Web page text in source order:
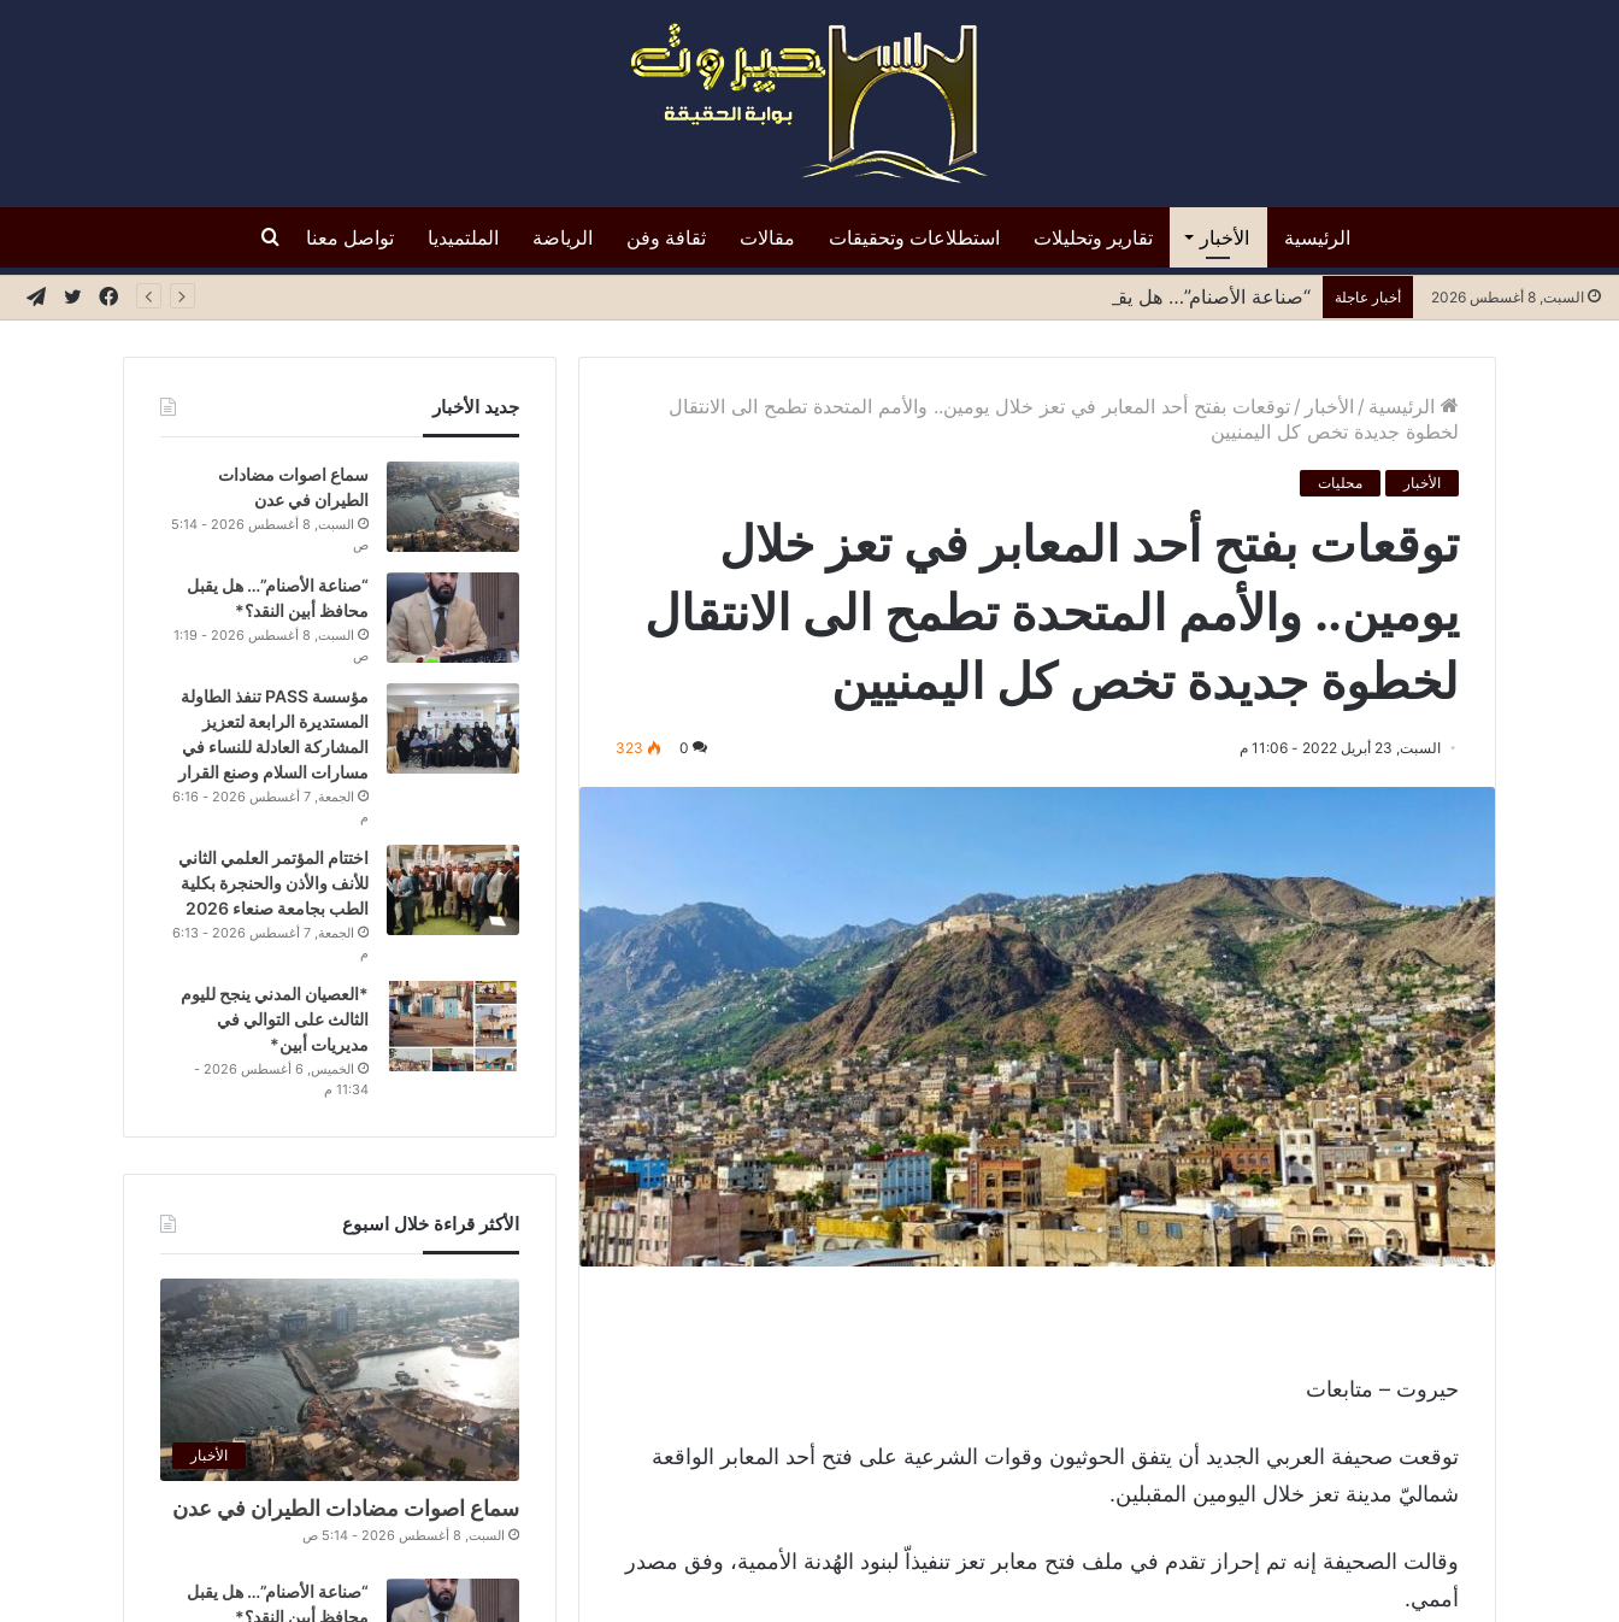
الرئيسية الأخبار تقارير وتحليلات استطلاعات وتحقيقات مقالات ثقافة وفن الرياضة الملتميديا تواصل معنا بحث
السبت, 8 أغسطس 2026 أخبار عاجلة “صناعة الأصنام”… هل يقبل محافظ أبين النقد؟* تويتر
فيسبوك
الرئيسية / الأخبار / توقعات بفتح أحد المعابر في تعز خلال يومين.. والأمم المتحدة تطمح الى الانتقال
لخطوة جديدة تخص كل اليمنيين
الأخبار محليات
توقعات بفتح أحد المعابر في تعز خلال
يومين.. والأمم المتحدة تطمح الى الانتقال
لخطوة جديدة تخص كل اليمنيين
السبت, 23 أبريل 2022 - 11:06 م 0
323
حيروت – متابعات
توقعت صحيفة العربي الجديد أن يتفق الحوثيون وقوات الشرعية على فتح أحد المعابر الواقعة
شماليّ مدينة تعز خلال اليومين المقبلين.
وقالت الصحيفة إنه تم إحراز تقدم في ملف فتح معابر تعز تنفيذاّ لبنود الهُدنة الأممية، وفق مصدر
أممي.
جديد الأخبار
سماع اصوات مضادات
الطيران في عدن
السبت, 8 أغسطس 2026 - 5:14
ص
“صناعة الأصنام”… هل يقبل
محافظ أبين النقد؟*
السبت, 8 أغسطس 2026 - 1:19
ص
مؤسسة PASS تنفذ الطاولة
المستديرة الرابعة لتعزيز
المشاركة العادلة للنساء في
مسارات السلام وصنع القرار
الجمعة, 7 أغسطس 2026 - 6:16
م
اختتام المؤتمر العلمي الثاني
للأنف والأذن والحنجرة بكلية
الطب بجامعة صنعاء 2026
الجمعة, 7 أغسطس 2026 - 6:13
م
*العصيان المدني ينجح لليوم
الثالث على التوالي في
مديريات أبين*
الخميس, 6 أغسطس 2026 -
11:34 م
الأكثر قراءة خلال اسبوع
الأخبار
سماع اصوات مضادات الطيران في عدن
السبت, 8 أغسطس 2026 - 5:14 ص
“صناعة الأصنام”… هل يقبل
محافظ أبين النقد؟*